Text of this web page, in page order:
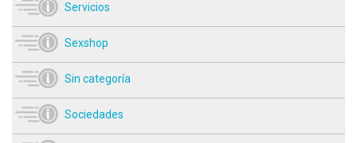
Servicios
Sexshop
Sin categoría
Sociedades